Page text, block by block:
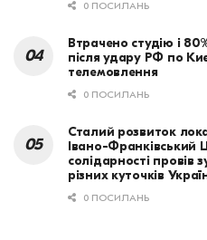
0 ПОСИЛАНЬ
Втрачено студію і
після удару РФ по
телемовлення
0 ПОСИЛАНЬ
Сталий розвиток
Івано-Франківський
солідарності провів
різних куточків
0 ПОСИЛАНЬ